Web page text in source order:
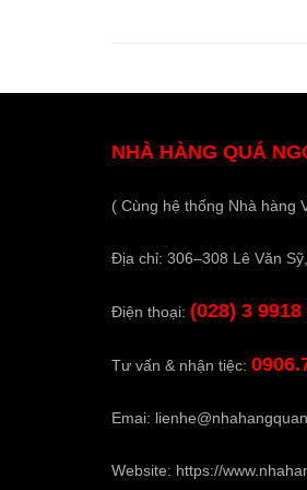
NHÀ HÀNG QUÁ
( Cùng hệ thống Nhà hàng
Địa chỉ: 306–308 Lê Văn
Điện thoại: (028) 3 9918
Tư vấn & nhận tiệc:
Emai:
Website: https://